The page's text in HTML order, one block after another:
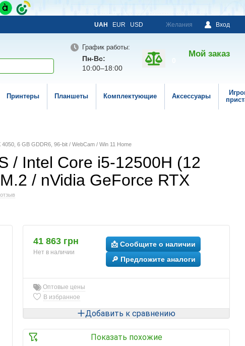
UAH EUR USD Желания Вход
График работы:
Пн-Вс:
10:00–18:00
Мой заказ
Принтеры Планшеты Комплектующие Аксессуары
6 GB GDDR6, 96-bit / WebCam / Win 11 Home
/ Intel Core i5-12500H (12
/ nVidia GeForce RTX
41 863 грн
Нет в наличии
📩 Сообщите о наличии
🔎 Предложите аналоги
Оптовые цены
В избранное
Добавить к сравнению
Показать похожие